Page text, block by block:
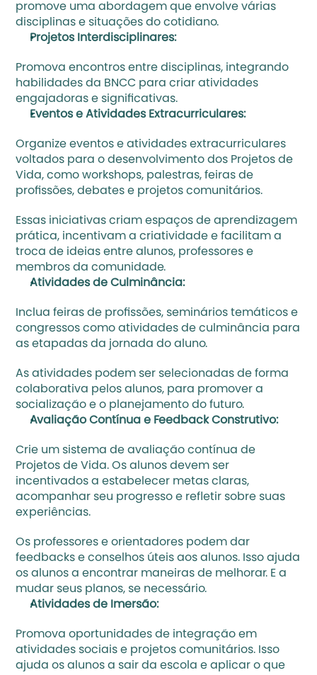
promove uma abordagem que envolve várias
disciplinas e situações do cotidiano.
Projetos Interdisciplinares:
Promova encontros entre disciplinas, integrando
habilidades da BNCC para criar atividades
engajadoras e significativas.
Eventos e Atividades Extracurriculares:
Organize eventos e atividades extracurriculares
voltados para o desenvolvimento dos Projetos de
Vida, como workshops, palestras, feiras de
profissões, debates e projetos comunitários.
Essas iniciativas criam espaços de aprendizagem
prática, incentivam a criatividade e facilitam a
troca de ideias entre alunos, professores e
membros da comunidade.
Atividades de Culminância:
Inclua feiras de profissões, seminários temáticos e
congressos como atividades de culminância para
as etapadas da jornada do aluno.
As atividades podem ser selecionadas de forma
colaborativa pelos alunos, para promover a
socialização e o planejamento do futuro.
Avaliação Contínua e Feedback Construtivo:
Crie um sistema de avaliação contínua de
Projetos de Vida. Os alunos devem ser
incentivados a estabelecer metas claras,
acompanhar seu progresso e refletir sobre suas
experiências.
Os professores e orientadores podem dar
feedbacks e conselhos úteis aos alunos. Isso ajuda
os alunos a encontrar maneiras de melhorar. E a
mudar seus planos, se necessário.
Atividades de Imersão:
Promova oportunidades de integração em
atividades sociais e projetos comunitários. Isso
ajuda os alunos a sair da escola e aplicar o que